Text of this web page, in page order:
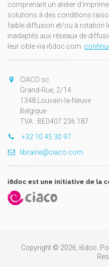
comprenant un atelier
solutions à des conditions
faible diffusion et/ou à rotation
inadaptés aux réseaux de
leur cible via i6doc.com.
CIACO sc
Grand-Rue, 2/14
1348 Louvain-la-Neuve
Belgique
TVA : BE0407.236.187
+32 10 45 30 97
librairie@ciaco.com
i6doc est une initiative de la
Copyright © 2026, i6doc.